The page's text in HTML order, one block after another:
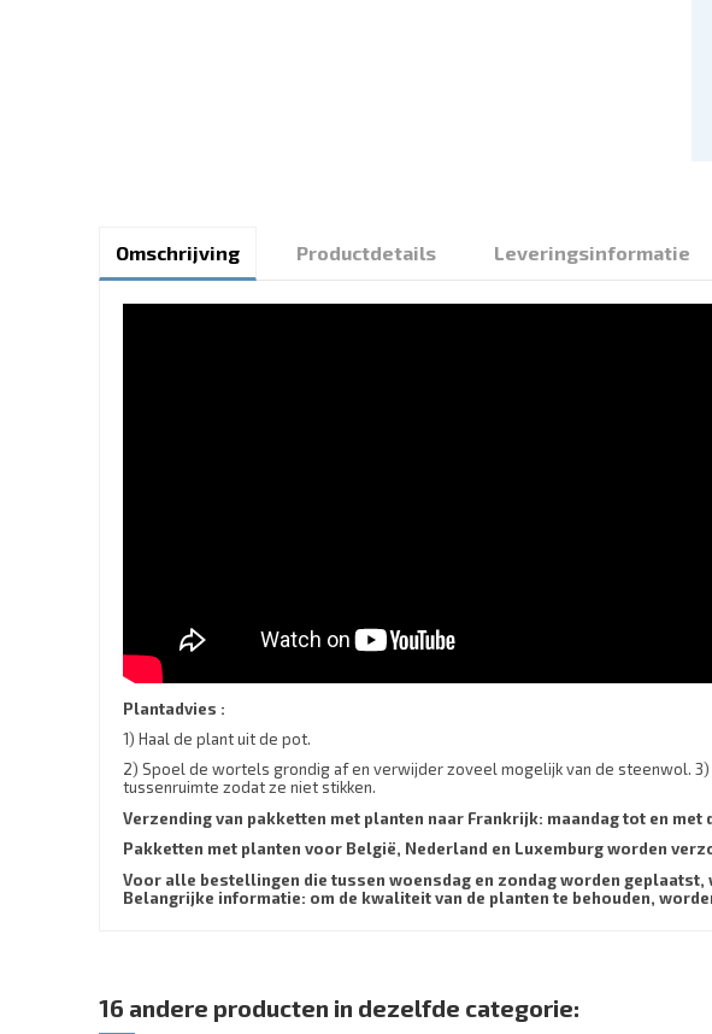
Omschrijving Productdetails Leveringsinformatie
Plantadvies :
1) Haal de plant uit de pot.
2) Spoel de wortels grondig af en verwijder zoveel mogelijk van de steenwol.
tussenruimte zodat ze niet stikken.
Verzending van pakketten met planten naar Frankrijk: maandag tot en met
Pakketten met planten voor België, Nederland en Luxemburg worden
Voor alle bestellingen die tussen woensdag en zondag worden
Belangrijke informatie: om de kwaliteit van de planten te behouden,
16 andere producten in dezelfde categorie: